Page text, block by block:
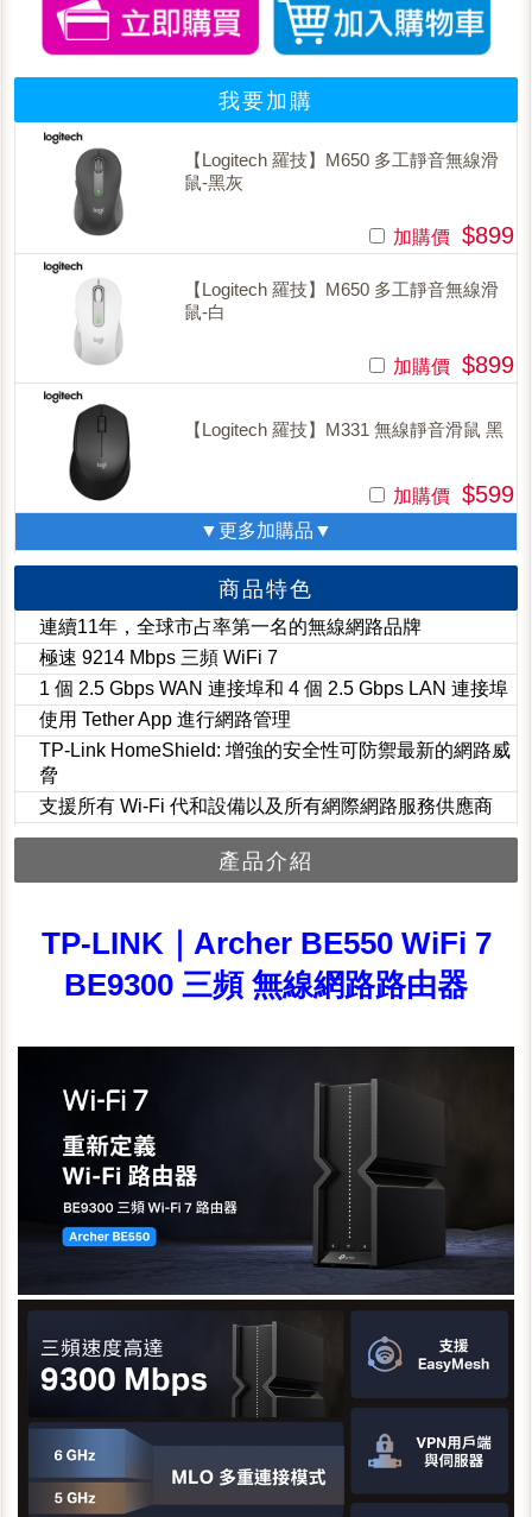
我要加購
【Logitech 羅技】M650 多工靜音無線滑
鼠-黑灰
加購價 $899
【Logitech 羅技】M650 多工靜音無線滑
鼠-白
加購價 $899
【Logitech 羅技】M331 無線靜音滑鼠 黑
加購價 $599
▼更多加購品▼
商品特色
連續11年，全球市占率第一名的無線網路品牌
極速 9214 Mbps 三頻 WiFi 7
1 個 2.5 Gbps WAN 連接埠和 4 個 2.5 Gbps LAN 連接埠
使用 Tether App 進行網路管理
TP-Link HomeShield: 增強的安全性可防禦最新的網路威
脅
支援所有 Wi-Fi 代和設備以及所有網際網路服務供應商
產品介紹
TP-LINK｜Archer BE550 WiFi 7
BE9300 三頻 無線網路路由器